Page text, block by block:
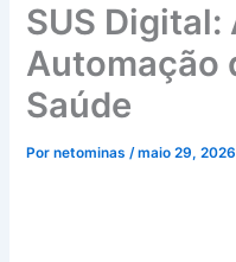
SUS Digital:
Automação
Saúde
Pornetominas/maio 29, 2026